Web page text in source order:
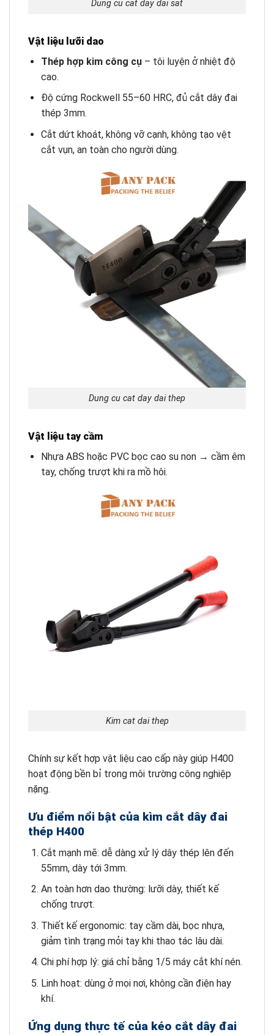
Dung cu cat day dai sat
Vật liệu lưỡi dao
Thép hợp kim công cụ– tôi luyện ở nhiệt độ
cao.
Độ cứng Rockwell 55–60 HRC, đủ cắt dây đai
thép 3mm.
Cắt dứt khoát, không vỡ cạnh, không tạo vệt
cắt vụn, an toàn cho người dùng.
Dung cu cat day dai thep
Vật liệu tay cầm
Nhựa ABS hoặc PVC bọc cao su non → cầm êm
tay, chống trượt khi ra mồ hôi.
Kim cat dai thep
Chính sự kết hợp vật liệu cao cấp này giúp H400
hoạt động bền bỉ trong môi trường công nghiệp
nặng.
Ưu điểm nổi bật của kìm cắt dây đai
thép H400
Cắt mạnh mẽ: dễ dàng xử lý dây thép lên đến
55mm, dày tới 3mm.
An toàn hơn dao thường: lưỡi dày, thiết kế
chống trượt.
Thiết kế ergonomic: tay cầm dài, bọc nhựa,
giảm tình trạng mỏi tay khi thao tác lâu dài.
Chi phí hợp lý: giá chỉ bằng 1/5 máy cắt khí nén.
Linh hoạt: dùng ở mọi nơi, không cần điện hay
khí.
Ứng dụng thực tế của kéo cắt dây đai